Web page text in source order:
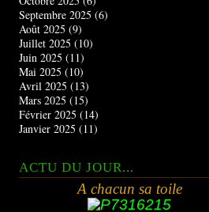
Septembre 2025 (6)
Août 2025 (9)
Juillet 2025 (10)
Juin 2025 (11)
Mai 2025 (10)
Avril 2025 (13)
Mars 2025 (15)
Février 2025 (14)
Janvier 2025 (11)
ACTU DU JOUR...
A chacun sa toile